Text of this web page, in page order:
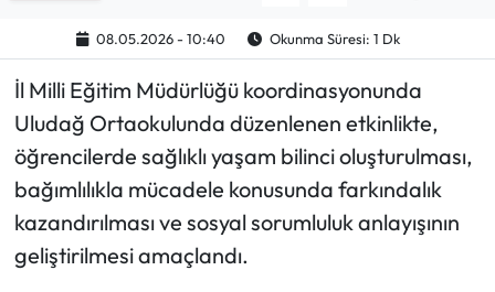
08.05.2026 - 10:40 Okunma Süresi: 1 Dk
İl Milli Eğitim Müdürlüğü koordinasyonunda
Uludağ Ortaokulunda düzenlenen etkinlikte,
öğrencilerde sağlıklı yaşam bilinci oluşturulması,
bağımlılıkla mücadele konusunda farkındalık
kazandırılması ve sosyal sorumluluk anlayışının
geliştirilmesi amaçlandı.
Karikatür Galeri
BIK
ASTROLOJİ
Spor Yazıları
Mektup Galeri